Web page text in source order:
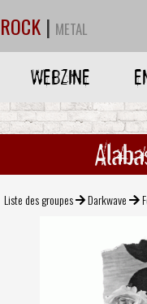
ROCK | METAL
WEBZINE
Liste des groupes Darkwave